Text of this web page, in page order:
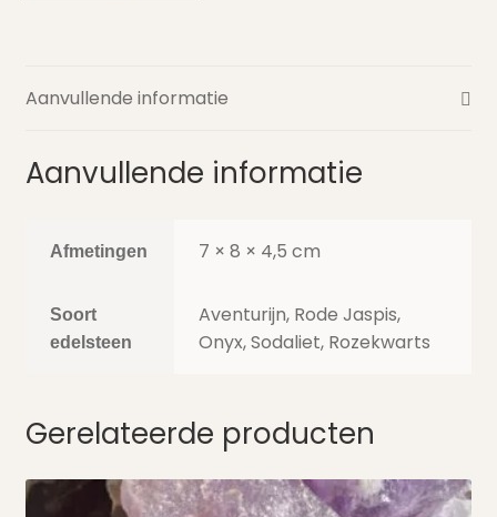
Aanvullende informatie
Aanvullende informatie
Afmetingen 7 × 8 × 4,5 cm
Soort
edelsteen
Aventurijn, Rode Jaspis,
Onyx, Sodaliet, Rozekwarts
Gerelateerde producten